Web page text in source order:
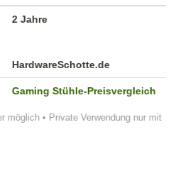
möglich • Private Verwendung nur mit
2 Jahre
HardwareSchotte.de
Gaming Stühle-Preisvergleich